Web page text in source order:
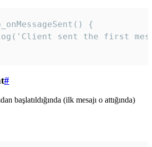
{
sent the first
#
başlatıldığında (ilk mesajı o attığında)